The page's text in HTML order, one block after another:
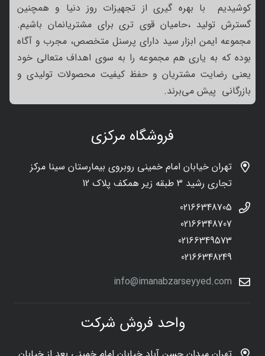
فروشگاه مرکزی
تهران خیابان امام خمینی روبروی بیمارستان سینا مرکز
تجاری رشید 3 طبقه زیر همکف پلاک 12
02166348705
02166348707
02166349573
02166348249
info@imanabzarseyyed.com
واحد فروش شرکت
کوشیدیم با بهره گیری از تجهیزات روز دنیا و همچنین
گسترش تولید ،حامیان قوی تری برای مشتریانمان باشیم.
مجموعه ایمن ابزار سید دارای پرسنل متخصص، مجرب و آگاه
بوده که به یاری هم مجموعه را به سوی اهداف متعالی خود
یعنی رضایت مشتریان و حفظ کیفیت محصولات تولیدی و
بازرگانی پیش می‌برند.